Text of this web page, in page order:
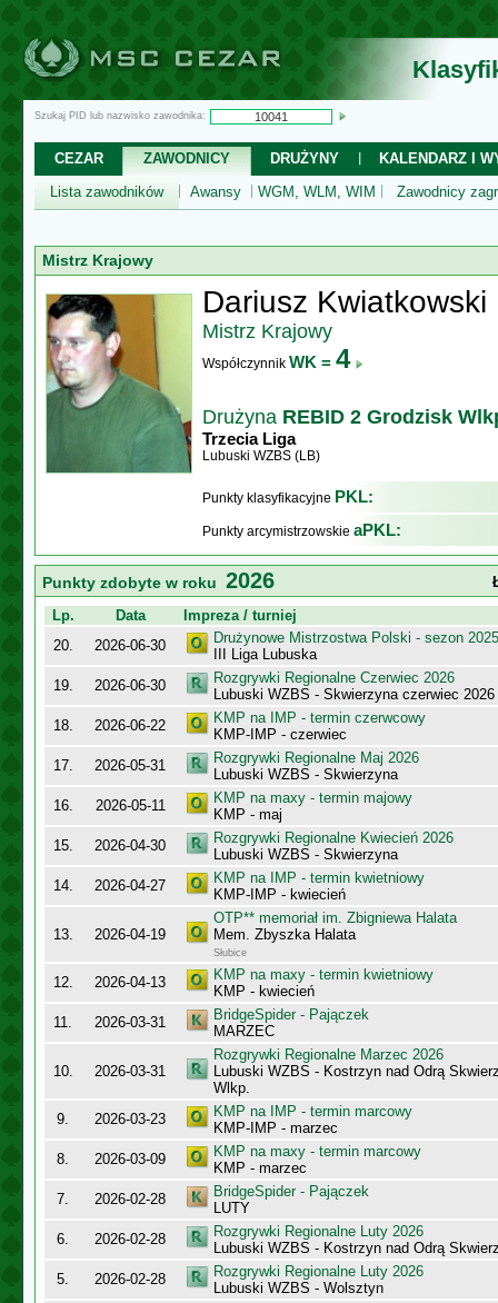
Szukaj PID lub nazwisko zawodnika:
CEZAR ZAWODNICY DRUŻYNY
KALENDARZ I
Lista zawodników
Awansy WGM, WLM, WIM Zawodnicy
Mistrz Krajowy
Dariusz Kwiatkowski
Mistrz Krajowy
Współczynnik WK = 4
Drużyna REBID 2 Grodzisk
Trzecia Liga
Lubuski WZBS (LB)
Punkty klasyfikacyjne PKL:
Punkty arcymistrzowskie aPKL:
Punkty zdobyte w roku 2026
Lp.
Data
Impreza / turniej
20.
2026-06-30
Drużynowe Mistrzostwa Polski - sezon
III Liga Lubuska
19.
2026-06-30
Rozgrywki Regionalne Czerwiec 2026
Lubuski WZBS - Skwierzyna czerwiec 2026
18.
2026-06-22
KMP na IMP - termin czerwcowy
KMP-IMP - czerwiec
17.
2026-05-31
Rozgrywki Regionalne Maj 2026
Lubuski WZBS - Skwierzyna
16.
2026-05-11
KMP na maxy - termin majowy
KMP - maj
15.
2026-04-30
Rozgrywki Regionalne Kwiecień 2026
Lubuski WZBS - Skwierzyna
14.
2026-04-27
KMP na IMP - termin kwietniowy
KMP-IMP - kwiecień
13. 2026-04-19
OTP** memoriał im. Zbigniewa Halata
Mem. Zbyszka Halata
Słubice
12. 2026-04-13
KMP na maxy - termin kwietniowy
KMP - kwiecień
11.
2026-03-31
BridgeSpider - Pajączek
MARZEC
10. 2026-03-31
Rozgrywki Regionalne Marzec 2026
Lubuski WZBS - Kostrzyn nad Odrą
Wlkp.
9.
2026-03-23
KMP na IMP - termin marcowy
KMP-IMP - marzec
8.
2026-03-09
KMP na maxy - termin marcowy
KMP - marzec
7.
2026-02-28
BridgeSpider - Pajączek
LUTY
6.
2026-02-28
Rozgrywki Regionalne Luty 2026
Lubuski WZBS - Kostrzyn nad Odrą
5.
2026-02-28
Rozgrywki Regionalne Luty 2026
Lubuski WZBS - Wolsztyn